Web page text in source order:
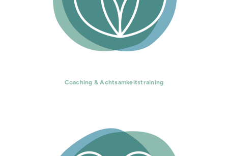
Coaching & Achtsamkeitstraining